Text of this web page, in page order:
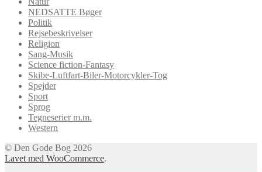
NEDSATTE Bøger
Politik
Rejsebeskrivelser
Religion
Sang-Musik
Science fiction-Fantasy
Skibe-Luftfart-Biler-Motorcykler-Tog
Spejder
Sport
Sprog
Tegneserier m.m.
Western
© Den Gode Bog 2026
Lavet med WooCommerce.